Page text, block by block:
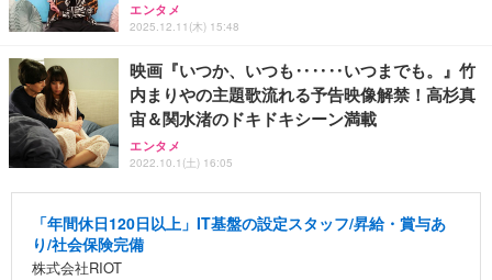
エンタメ
2025.12.11(木) 15:48
映画『いつか、いつも‥‥‥いつまでも。』竹
内まりやの主題歌流れる予告映像解禁！高杉真
宙＆関水渚のドキドキシーン満載
エンタメ
2022.10.1(土) 16:05
「年間休日120日以上」IT基盤の設定スタッフ/昇給・賞与あ
り/社会保険完備
株式会社RIOT